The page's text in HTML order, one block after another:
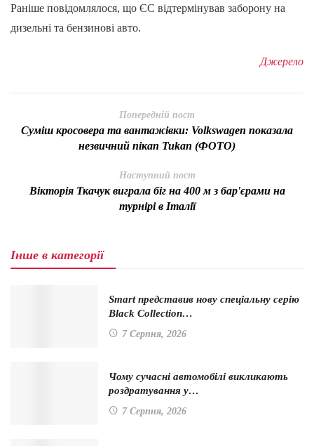
Раніше повідомлялося, що ЄС відтермінував заборону на
дизельні та бензинові авто.
Джерело
Попередній пост
Суміш кросовера та вантажівки: Volkswagen показала
незвичний пікап Tukan (ФОТО)
Наступний пост
Вікторія Ткачук виграла біг на 400 м з бар'єрами на
турнірі в Італії
Інше в категорії
Smart представив нову спеціальну серію
Black Collection…
7 Серпня, 2026
Чому сучасні автомобілі викликають
роздратування у…
7 Серпня, 2026